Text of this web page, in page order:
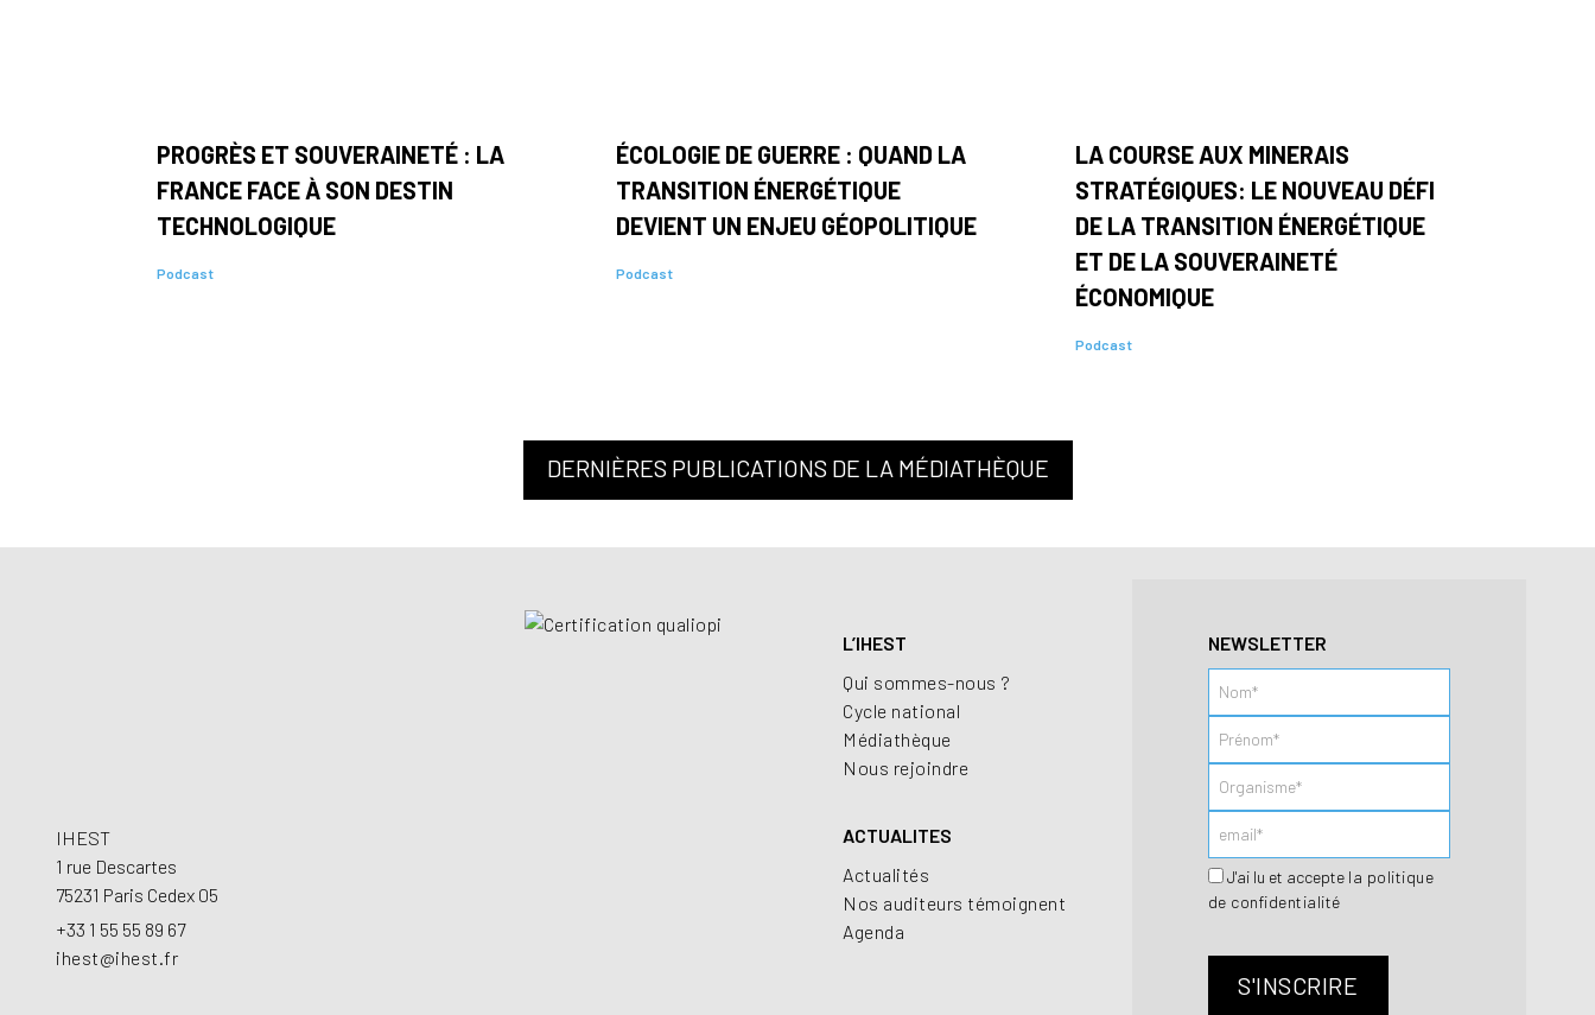
PROGRÈS ET SOUVERAINETÉ : LA
FRANCE FACE À SON DESTIN
TECHNOLOGIQUE
Podcast
ÉCOLOGIE DE GUERRE : QUAND LA
TRANSITION ÉNERGÉTIQUE
DEVIENT UN ENJEU GÉOPOLITIQUE
Podcast
LA COURSE AUX MINERAIS
STRATÉGIQUES: LE NOUVEAU DÉFI
DE LA TRANSITION ÉNERGÉTIQUE
ET DE LA SOUVERAINETÉ
ÉCONOMIQUE
Podcast
DERNIÈRES PUBLICATIONS DE LA MÉDIATHÈQUE
IHEST
1 rue Descartes
75231 Paris Cedex 05
+33 1 55 55 89 67
ihest@ihest.fr
L’IHEST
Qui sommes-nous ?
Cycle national
Médiathèque
Nous rejoindre
ACTUALITES
Actualités
Nos auditeurs témoignent
Agenda
NEWSLETTER
J'ai lu et acceptela politique
de confidentialité